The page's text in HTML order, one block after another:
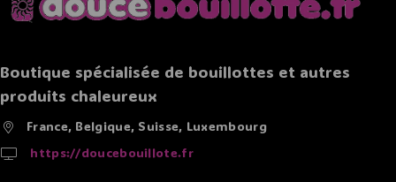
Boutique spécialisée de bouillottes et autres
produits chaleureux
France, Belgique, Suisse, Luxembourg
https://doucebouillote.fr